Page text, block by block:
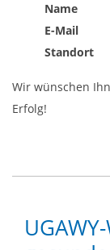
Name
E-Mail
Standort
Wir wünschen
Erfolg!